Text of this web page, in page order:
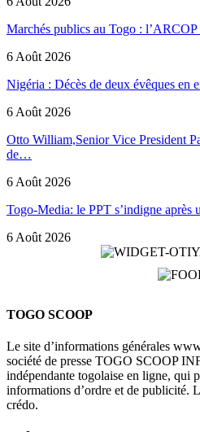
Marchés publics au Togo :
6 Août 2026
Nigéria : Décès de deux évêques en
6 Août 2026
Otto William,Senior Vice President
de…
6 Août 2026
Togo-Media: le PPT s’indigne après
6 Août 2026
TOGO SCOOP
Le site d’informations générales
société de presse TOGO SCOOP
indépendante togolaise en ligne, qui
informations d’ordre et de publicité.
crédo.